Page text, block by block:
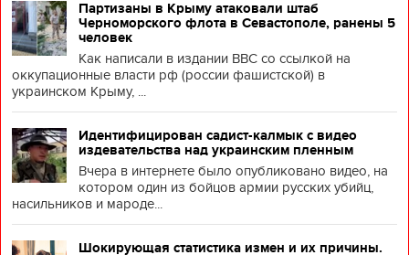
Партизаны в Крыму атаковали штаб
Черноморского флота в Севастополе, ранены 5
человек
Как написали в издании BBC со ссылкой на
оккупационные власти рф (россии фашистской) в
украинском Крыму, ...
Идентифицирован садист-калмык с видео
издевательства над украинским пленным
Вчера в интернете было опубликовано видео, на
котором один из бойцов армии русских убийц,
насильников и мароде...
Шокирующая статистика измен и их причины.